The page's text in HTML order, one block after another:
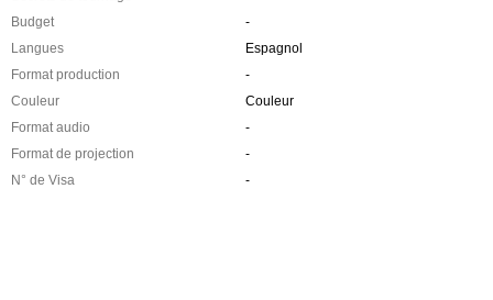
Budget
-
Langues
Espagnol
Format production
-
Couleur
Couleur
Format audio
-
Format de projection
-
N° de Visa
-